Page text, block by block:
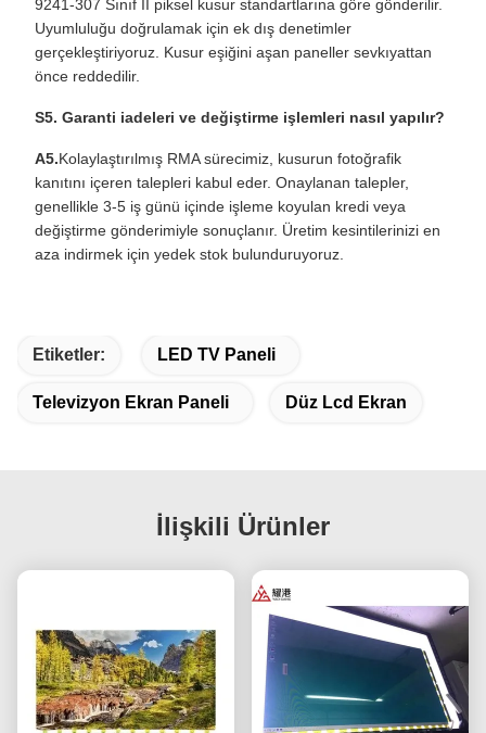
9241-307 Sınıf II piksel kusur standartlarına göre gönderilir.
Uyumluluğu doğrulamak için ek dış denetimler
gerçekleştiriyoruz. Kusur eşiğini aşan paneller sevkıyattan
önce reddedilir.
S5. Garanti iadeleri ve değiştirme işlemleri nasıl yapılır?
A5.Kolaylaştırılmış RMA sürecimiz, kusurun fotoğrafik
kanıtını içeren talepleri kabul eder. Onaylanan talepler,
genellikle 3-5 iş günü içinde işleme koyulan kredi veya
değiştirme gönderimiyle sonuçlanır. Üretim kesintilerinizi en
aza indirmek için yedek stok bulunduruyoruz.
Etiketler: LED TV Paneli
Televizyon Ekran Paneli Düz Lcd Ekran
İlişkili Ürünler